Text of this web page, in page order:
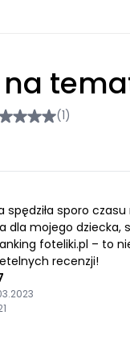
(1)
spędziła sporo
dla mojego dziecka,
foteliki.pl – to
recenzji!